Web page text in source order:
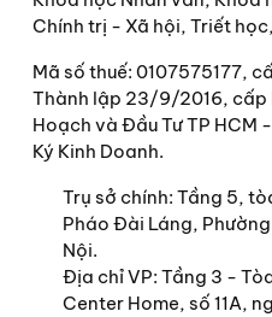
Chính trị - Xã hội, Triết
Mã số thuế: 0107575177,
Thành lập 23/9/2016, cấp
Hoạch và Đầu Tư TP HCM
Ký Kinh Doanh.
Trụ sở chính: Tầng 5,
Pháo Đài Láng,
Nội.
Địa chỉ VP: Tầng 3 -
Center Home, số 11A,